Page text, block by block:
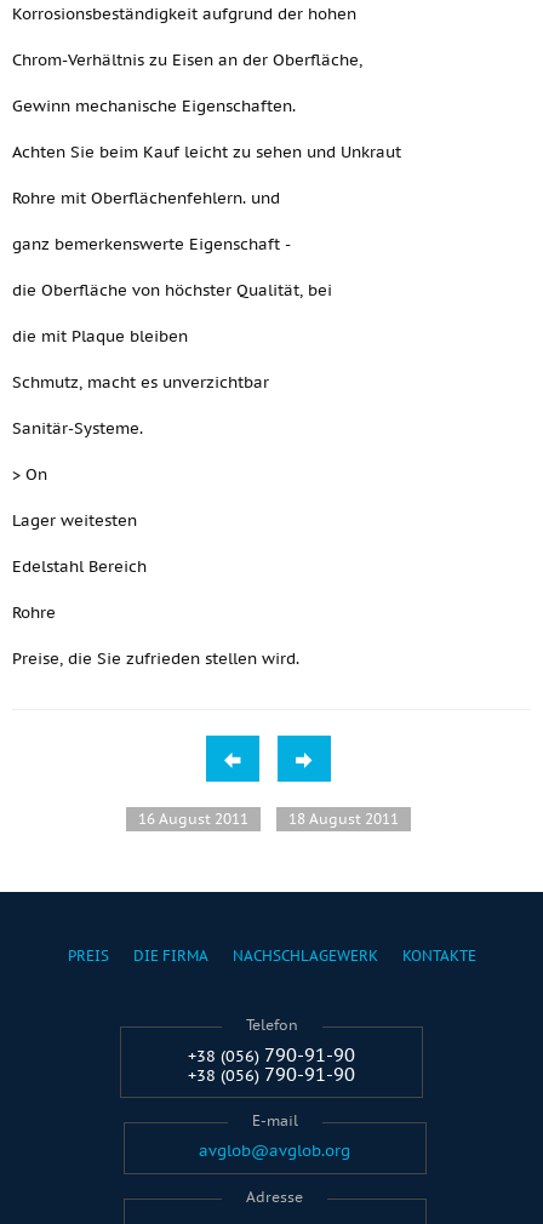
Korrosionsbeständigkeit aufgrund der hohen
Chrom-Verhältnis zu Eisen an der Oberfläche,
Gewinn mechanische Eigenschaften.
Achten Sie beim Kauf leicht zu sehen und Unkraut
Rohre mit Oberflächenfehlern. und
ganz bemerkenswerte Eigenschaft -
die Oberfläche von höchster Qualität, bei
die mit Plaque bleiben
Schmutz, macht es unverzichtbar
Sanitär-Systeme.
> On
Lager weitesten
Edelstahl Bereich
Rohre
Preise, die Sie zufrieden stellen wird.
16 August 2011 18 August 2011
PREIS DIE FIRMA NACHSCHLAGEWERK KONTAKTE
Telefon
+38 (056) 790-91-90
+38 (056) 790-91-90
E-mail
avglob@avglob.org
Adresse